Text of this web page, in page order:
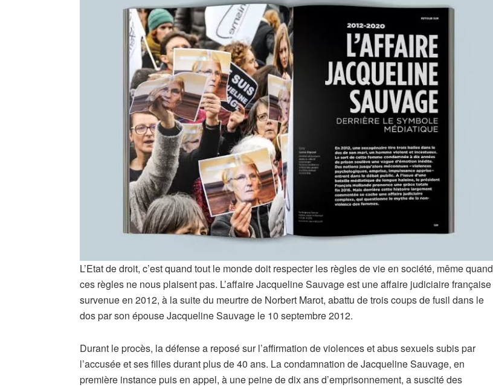
L’Etat de droit, c’est quand tout le monde doit respecter les règles de vie en société, même quand
ces règles ne nous plaisent pas. L’affaire Jacqueline Sauvage est une affaire judiciaire française
survenue en 2012, à la suite du meurtre de Norbert Marot, abattu de trois coups de fusil dans le
dos par son épouse Jacqueline Sauvage le 10 septembre 2012.
Durant le procès, la défense a reposé sur l’affirmation de violences et abus sexuels subis par
l’accusée et ses filles durant plus de 40 ans. La condamnation de Jacqueline Sauvage, en
première instance puis en appel, à une peine de dix ans d’emprisonnement, a suscité des